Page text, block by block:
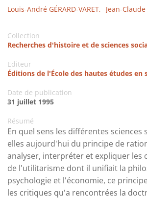
Louis-André GÉRARD-VARET, Jean-Claude
Collection
Recherches d'histoire et de sciences
Editeur
Éditions de l'École des hautes études en
Date de publication
31 juillet 1995
Résumé
En quel sens les différentes sciences
elles aujourd'hui du principe de
analyser, interpréter et expliquer les
de l'utilitarisme dont il unifiait la
psychologie et l'économie, ce
les critiques qu'a rencontrées la